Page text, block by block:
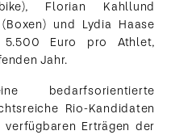
Florian Kahllund
und Lydia Haase
5.500 Euro pro Athlet,
Jahr.
Rio-Kandidaten
Erträgen der